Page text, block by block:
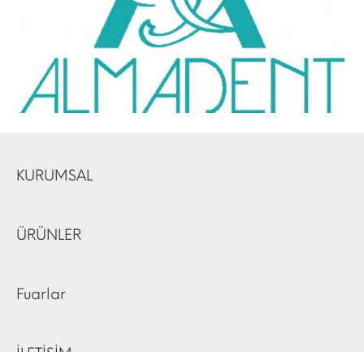
KURUMSAL
ÜRÜNLER
Fuarlar